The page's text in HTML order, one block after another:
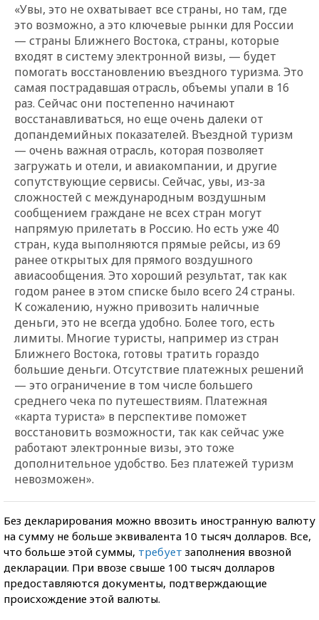
«Увы, это не охватывает все страны, но там, где
это возможно, а это ключевые рынки для России
— страны Ближнего Востока, страны, которые
входят в систему электронной визы, — будет
помогать восстановлению въездного туризма. Это
самая пострадавшая отрасль, объемы упали в 16
раз. Сейчас они постепенно начинают
восстанавливаться, но еще очень далеки от
допандемийных показателей. Въездной туризм
— очень важная отрасль, которая позволяет
загружать и отели, и авиакомпании, и другие
сопутствующие сервисы. Сейчас, увы, из-за
сложностей с международным воздушным
сообщением граждане не всех стран могут
напрямую прилетать в Россию. Но есть уже 40
стран, куда выполняются прямые рейсы, из 69
ранее открытых для прямого воздушного
авиасообщения. Это хороший результат, так как
годом ранее в этом списке было всего 24 страны.
К сожалению, нужно привозить наличные
деньги, это не всегда удобно. Более того, есть
лимиты. Многие туристы, например из стран
Ближнего Востока, готовы тратить гораздо
большие деньги. Отсутствие платежных решений
— это ограничение в том числе большего
среднего чека по путешествиям. Платежная
«карта туриста» в перспективе поможет
восстановить возможности, так как сейчас уже
работают электронные визы, это тоже
дополнительное удобство. Без платежей туризм
невозможен».
Без декларирования можно ввозить иностранную валюту
на сумму не больше эквивалента 10 тысяч долларов. Все,
что больше этой суммы, требует заполнения ввозной
декларации. При ввозе свыше 100 тысяч долларов
предоставляются документы, подтверждающие
происхождение этой валюты.